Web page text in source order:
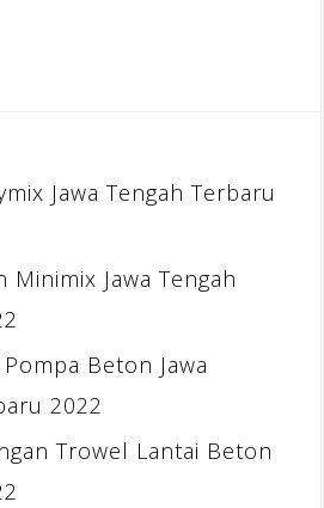
Jawa Tengah Terbaru
Minimix Jawa Tengah
Beton Jawa
2022
Trowel Lantai Beton